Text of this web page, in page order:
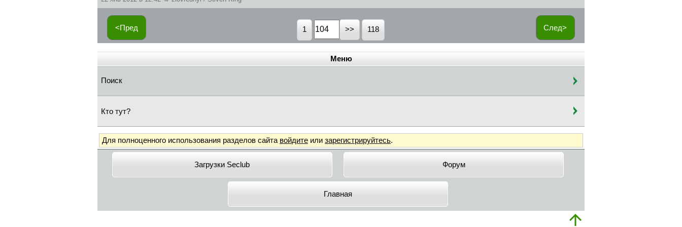
<Пред След>
1 118
Меню
Поиск
Кто тут?
Для полноценного использования разделов сайта войдите или зарегистрируйтесь.
Загрузки Seclub Форум
Главная